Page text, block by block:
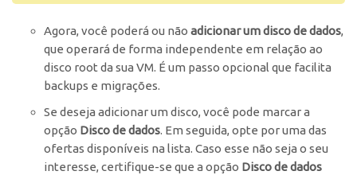
Agora, você poderá ou não adicionar um disco de dados,
que operará de forma independente em relação ao
disco root da sua VM. É um passo opcional que facilita
backups e migrações.
Se deseja adicionar um disco, você pode marcar a
opção Disco de dados. Em seguida, opte por uma das
ofertas disponíveis na lista. Caso esse não seja o seu
interesse, certifique-se que a opção Disco de dados